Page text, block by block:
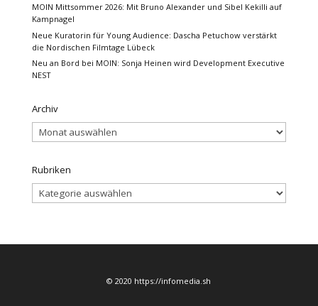
MOIN Mittsommer 2026: Mit Bruno Alexander und Sibel Kekilli auf
Kampnagel
Neue Kuratorin für Young Audience: Dascha Petuchow verstärkt
die Nordischen Filmtage Lübeck
Neu an Bord bei MOIN: Sonja Heinen wird Development Executive
NEST
Archiv
Archiv
Rubriken
Rubriken
© 2020 https://infomedia.sh